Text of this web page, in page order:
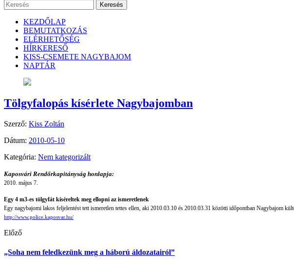
Keresés
KEZDŐLAP
BEMUTATKOZÁS
ELÉRHETŐSÉG
HÍRKERESŐ
KISS-CSEMETE NAGYBAJOM
NAPTÁR
Tölgyfalopás kísérlete Nagybajomban
Szerző: Kiss Zoltán
Dátum: 2010-05-10
Kategória: Nem kategorizált
Kaposvári Rendőrkapitányság honlapja:
2010. május 7.
Egy 4 m3-es tölgyfát kíséreltek meg ellopni az ismeretlenek
Egy nagybajomi lakos feljelentést tett ismeretlen tettes ellen, aki 2010.03.10 és 2010.03.31 közötti időpontban Nagybajom
http://www.police.kaposvar.hu/
Előző
„Soha nem feledkezünk meg a háború áldozatairól”